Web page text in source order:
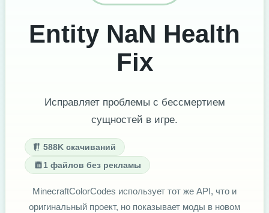
Entity NaN Health
Fix
Исправляет проблемы с бессмертием
сущностей в игре.
588K скачиваний
1 файлов без рекламы
MinecraftColorCodes использует тот же API, что и
оригинальный проект, но показывает моды в новом